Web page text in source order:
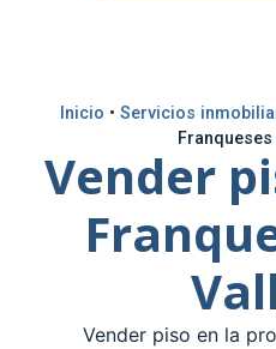
Inicio • Servicios
Vender
Vender piso en la